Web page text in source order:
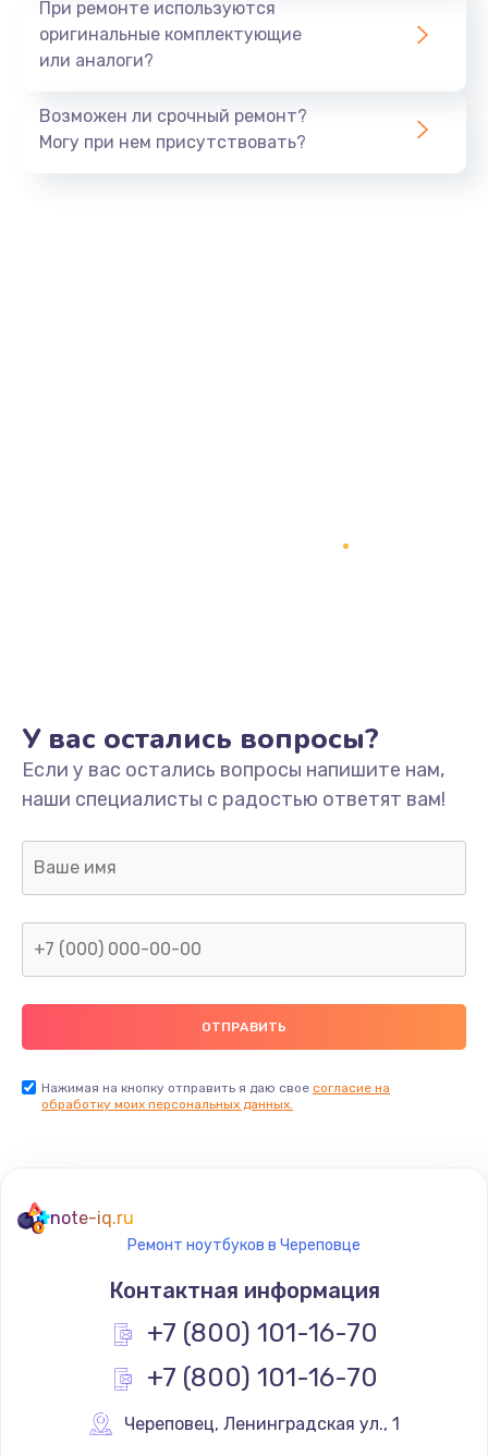
При ремонте используются
оригинальные комплектующие
или аналоги?
Возможен ли срочный ремонт?
Могу при нем присутствовать?
У вас остались вопросы?
Если у вас остались вопросы напишите нам,
наши специалисты с радостью ответят вам!
Нажимая на кнопку отправить я даю свое согласие на
обработку моих персональных данных.
note-iq.ru
Ремонт ноутбуков в Череповце
Контактная информация
+7 (800) 101-16-70
+7 (800) 101-16-70
Череповец, Ленинградская ул., 1